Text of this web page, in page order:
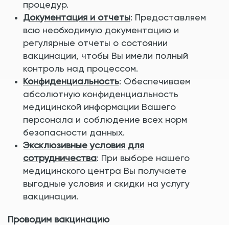
процедур.
Документация и отчеты: Предоставляем
всю необходимую документацию и
регулярные отчеты о состоянии
вакцинации, чтобы Вы имели полный
контроль над процессом.
Конфиденциальность: Обеспечиваем
абсолютную конфиденциальность
медицинской информации Вашего
персонала и соблюдение всех норм
безопасности данных.
Эксклюзивные условия для
сотрудничества: При выборе нашего
медицинского центра Вы получаете
выгодные условия и скидки на услугу
вакцинации.
Проводим вакцинацию